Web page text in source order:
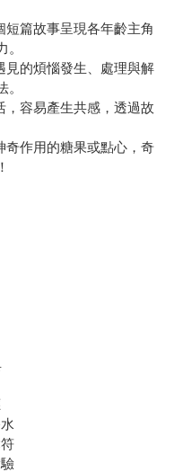
篇故事呈現各年齡主角
見的煩惱發生、處理與解
，容易產生共感，透過故
奇作用的糖果或點心，奇